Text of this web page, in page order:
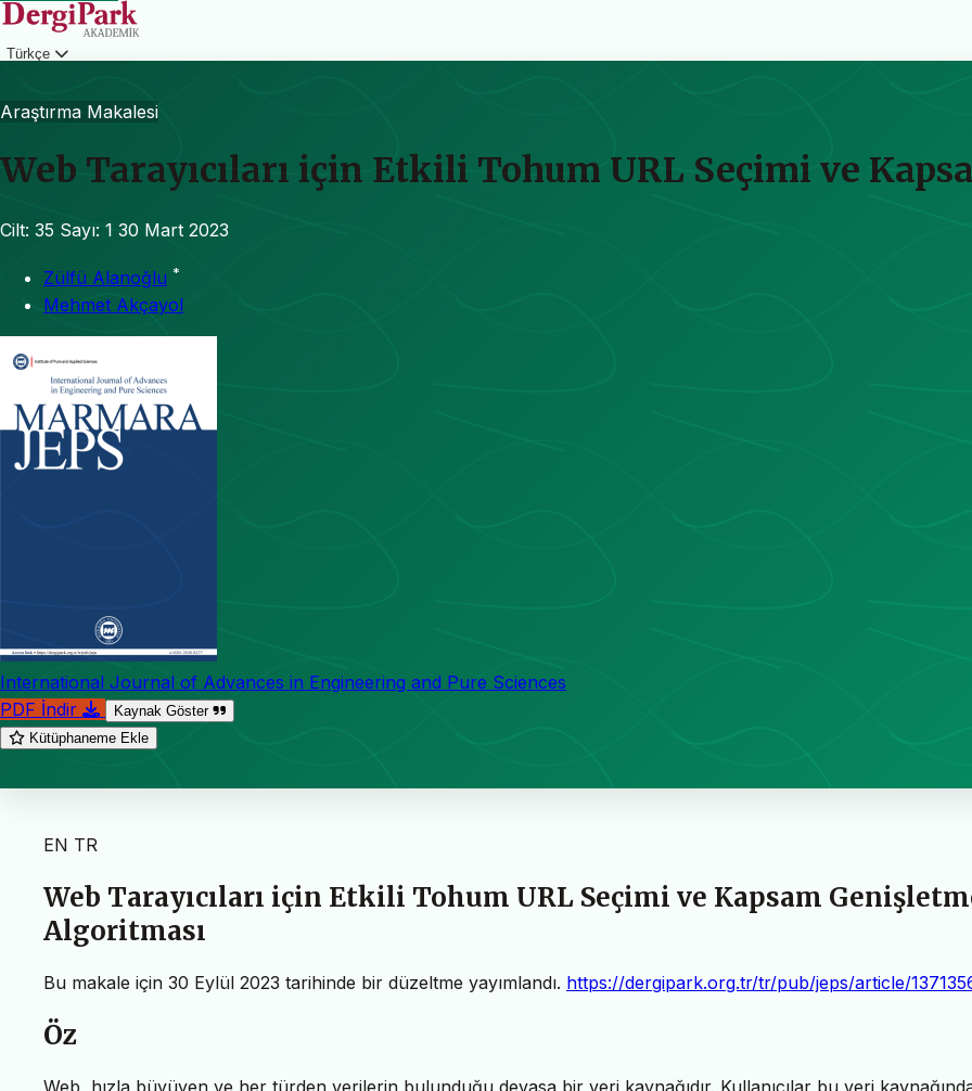
Türkçe
Araştırma Makalesi
Web Tarayıcıları için Etkili Tohum URL Seçimi ve
Cilt: 35 Sayı: 1 30 Mart 2023
Zülfü Alanoğlu *
Mehmet Akçayol
International Journal of Advances in Engineering and Pure Sciences
PDF İndir
Kaynak Göster
Kütüphaneme Ekle
EN TR
Web Tarayıcıları için Etkili Tohum URL Seçimi ve Kapsam
Algoritması
Bu makale için 30 Eylül 2023 tarihinde bir düzeltme yayımlandı. https://dergipark.org.tr/tr/pub/jeps/article/
Öz
Web, hızla büyüyen ve her türden verilerin bulunduğu devasa bir veri kaynağıdır. Kullanıcılar bu veri